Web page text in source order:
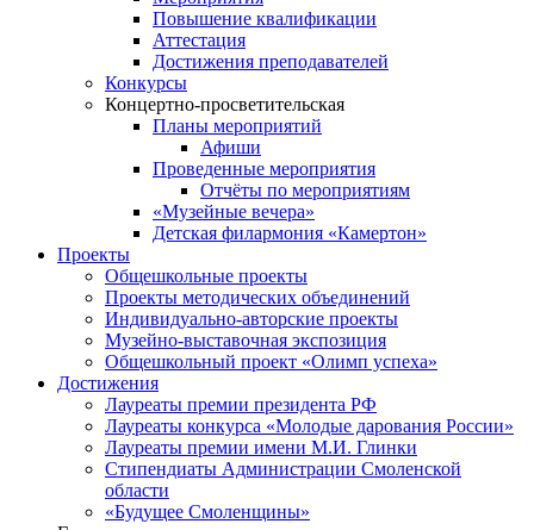
Повышение квалификации
Аттестация
Достижения преподавателей
Конкурсы
Концертно-просветительская
Планы мероприятий
Афиши
Проведенные мероприятия
Отчёты по мероприятиям
«Музейные вечера»
Детская филармония «Камертон»
Проекты
Общешкольные проекты
Проекты методических объединений
Индивидуально-авторские проекты
Музейно-выставочная экспозиция
Общешкольный проект «Олимп успеха»
Достижения
Лауреаты премии президента РФ
Лауреаты конкурса «Молодые дарования России»
Лауреаты премии имени М.И. Глинки
Стипендиаты Администрации Смоленской
области
«Будущее Смоленщины»